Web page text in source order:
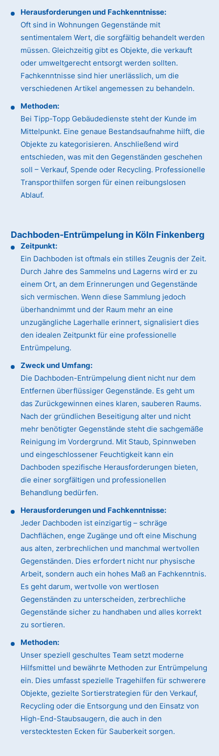
Herausforderungen und Fachkenntnisse:
Oft sind in Wohnungen Gegenstände mit
sentimentalem Wert, die sorgfältig behandelt werden
müssen. Gleichzeitig gibt es Objekte, die verkauft
oder umweltgerecht entsorgt werden sollten.
Fachkenntnisse sind hier unerlässlich, um die
verschiedenen Artikel angemessen zu behandeln.
Methoden:
Bei Tipp-Topp Gebäudedienste steht der Kunde im
Mittelpunkt. Eine genaue Bestandsaufnahme hilft, die
Objekte zu kategorisieren. Anschließend wird
entschieden, was mit den Gegenständen geschehen
soll – Verkauf, Spende oder Recycling. Professionelle
Transporthilfen sorgen für einen reibungslosen
Ablauf.
Dachboden-Entrümpelung in Köln Finkenberg
Zeitpunkt:
Ein Dachboden ist oftmals ein stilles Zeugnis der Zeit.
Durch Jahre des Sammelns und Lagerns wird er zu
einem Ort, an dem Erinnerungen und Gegenstände
sich vermischen. Wenn diese Sammlung jedoch
überhandnimmt und der Raum mehr an eine
unzugängliche Lagerhalle erinnert, signalisiert dies
den idealen Zeitpunkt für eine professionelle
Entrümpelung.
Zweck und Umfang:
Die Dachboden-Entrümpelung dient nicht nur dem
Entfernen überflüssiger Gegenstände. Es geht um
das Zurückgewinnen eines klaren, sauberen Raums.
Nach der gründlichen Beseitigung alter und nicht
mehr benötigter Gegenstände steht die sachgemäße
Reinigung im Vordergrund. Mit Staub, Spinnweben
und eingeschlossener Feuchtigkeit kann ein
Dachboden spezifische Herausforderungen bieten,
die einer sorgfältigen und professionellen
Behandlung bedürfen.
Herausforderungen und Fachkenntnisse:
Jeder Dachboden ist einzigartig – schräge
Dachflächen, enge Zugänge und oft eine Mischung
aus alten, zerbrechlichen und manchmal wertvollen
Gegenständen. Dies erfordert nicht nur physische
Arbeit, sondern auch ein hohes Maß an Fachkenntnis.
Es geht darum, wertvolle von wertlosen
Gegenständen zu unterscheiden, zerbrechliche
Gegenstände sicher zu handhaben und alles korrekt
zu sortieren.
Methoden:
Unser speziell geschultes Team setzt moderne
Hilfsmittel und bewährte Methoden zur Entrümpelung
ein. Dies umfasst spezielle Tragehilfen für schwerere
Objekte, gezielte Sortierstrategien für den Verkauf,
Recycling oder die Entsorgung und den Einsatz von
High-End-Staubsaugern, die auch in den
verstecktesten Ecken für Sauberkeit sorgen.